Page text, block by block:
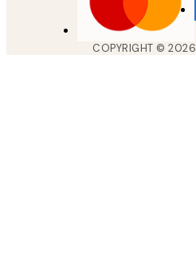
COPYRIGHT ©2026